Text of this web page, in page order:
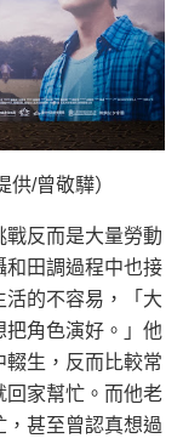
供/曾敬驊）
戰反而是大量勞動
和田調過程中也接
的不容易，「大
把角色演好。」他
生，反而比較常
回家幫忙。而他老
，甚至曾認真想過